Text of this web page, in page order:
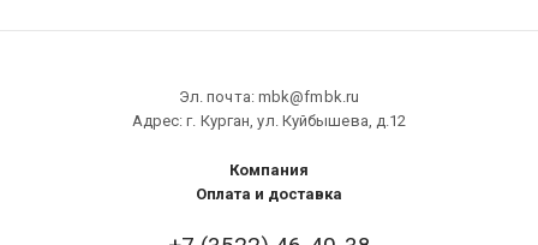
Эл. почта: mbk@fmbk.ru
Адрес: г. Курган, ул. Куйбышева, д.12
Компания
Оплата и доставка